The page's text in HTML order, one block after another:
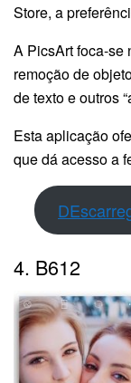
Store, a
A PicsArt foca-se
remoção de
de texto e outros
Esta aplicação
que dá acesso a
4. B612